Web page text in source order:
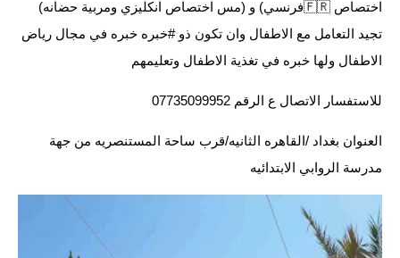
القروض والسلف
المنح المالية
قطع الاراضي
اخبار العراق
اختصاص 🇫🇷فرنسي) و (مس اختصاص انكليزي ومربية حضانه)
تجيد التعامل مع الاطفال وان تكون ذو #خبره خبره في مجال رياض
الاطفال ولها خبره في تغذية الاطفال وتعليمهم
للاستفسار الاتصال ع الرقم 07735099952
العنوان بغداد /القاهره الثانيه/قرب ساحة المستنصريه من جهة
مدرسة الروابي الابتدائيه